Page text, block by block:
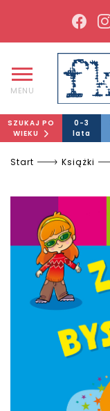
MENU
SZUKAJ PO
WIEKU
0-3
lata
Start Książki